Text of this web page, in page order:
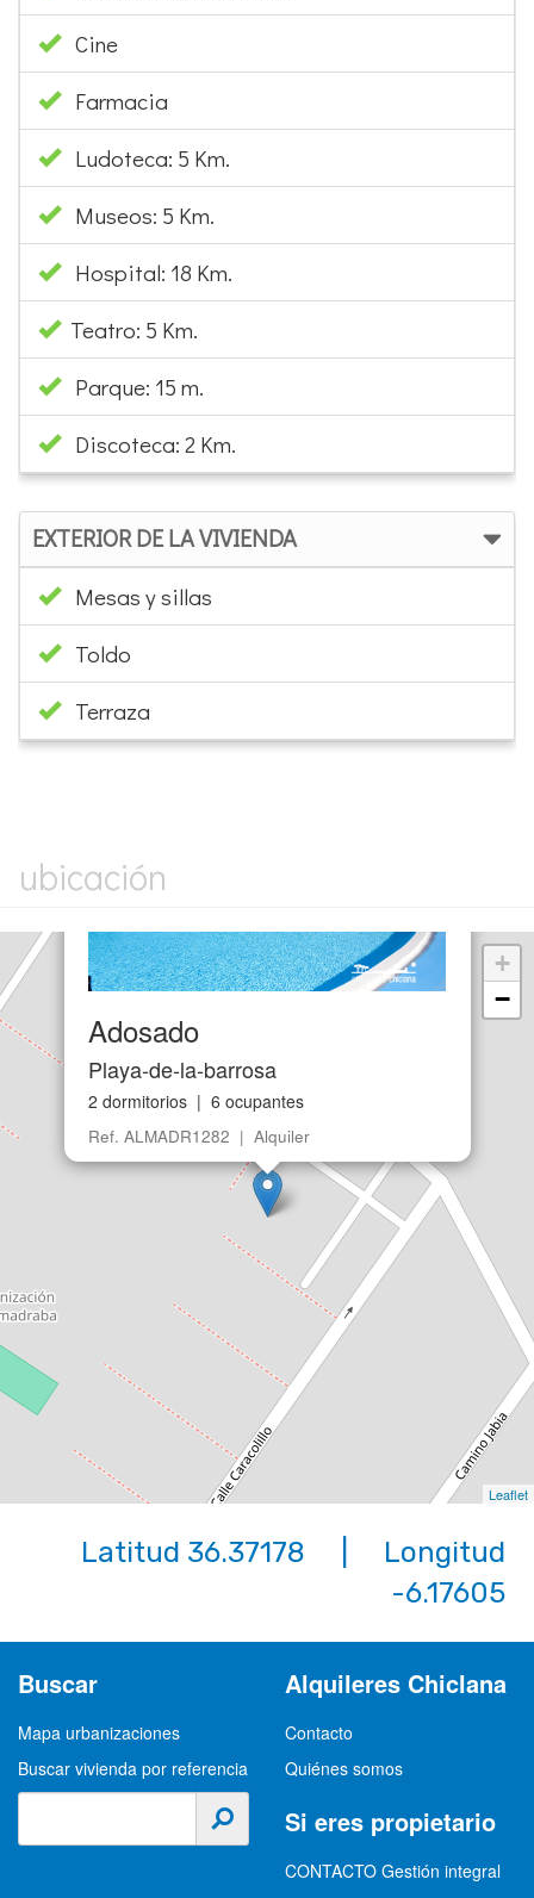
Cine
Farmacia
Ludoteca: 5 Km.
Museos: 5 Km.
Hospital: 18 Km.
Teatro: 5 Km.
Parque: 15 m.
Discoteca: 2 Km.
EXTERIOR DE LA VIVIENDA
Mesas y sillas
Toldo
Terraza
ubicación
Adosado
Playa-de-la-barrosa
2 dormitorios | 6 ocupantes
Ref. ALMADR1282 | Alquiler
+
−
Leaflet
Latitud 36.37178 | Longitud
-6.17605
Buscar
Mapa urbanizaciones
Buscar vivienda por referencia
Alquileres Chiclana
Contacto
Quiénes somos
Si eres propietario
CONTACTO Gestión integral